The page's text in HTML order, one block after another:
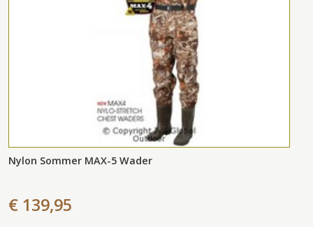
Nylon Sommer MAX-5 Wader
€ 139,95